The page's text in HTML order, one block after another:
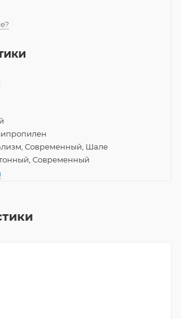
Современный, Шале
Современный